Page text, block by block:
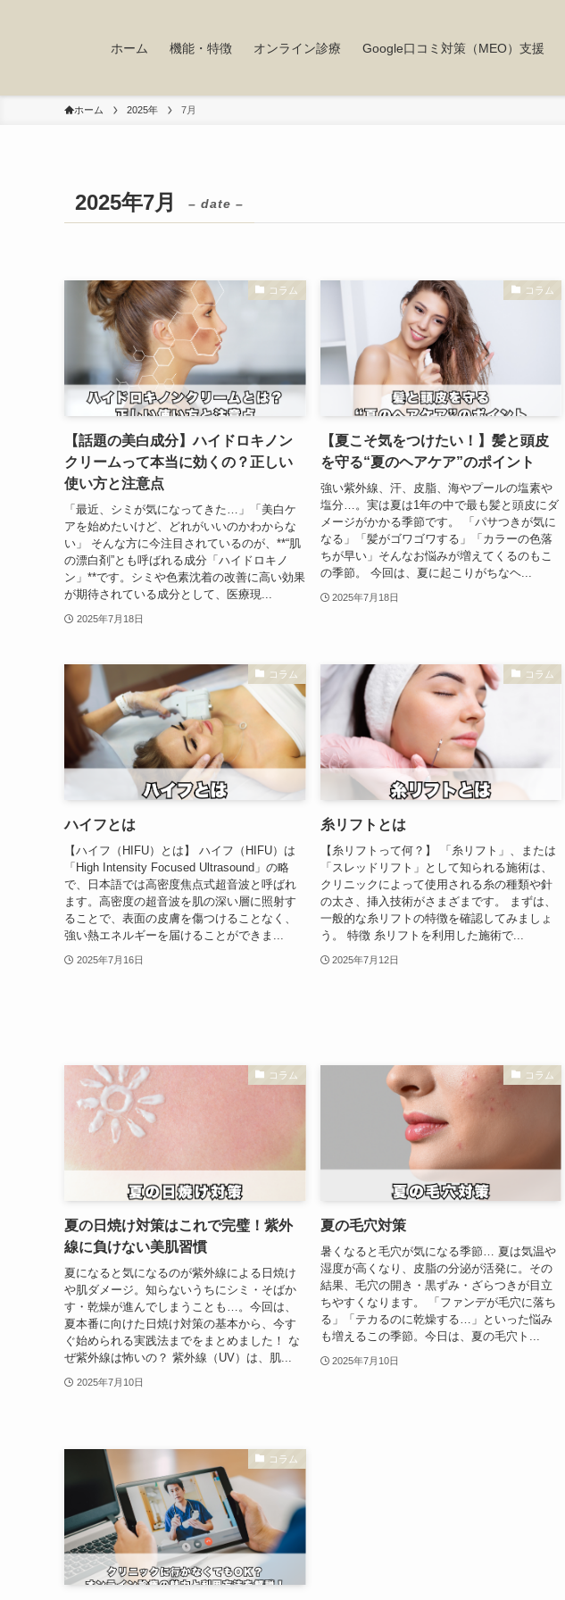
ホーム 機能・特徴 オンライン診療 Google口コミ対策（MEO）支援
ホーム 2025年 7月
2025年7月 – date –
コラム
【話題の美白成分】ハイドロキノン
クリームって本当に効くの？正しい
使い方と注意点
「最近、シミが気になってきた…」「美白ケ
アを始めたいけど、どれがいいのかわからな
い」 そんな方に今注目されているのが、**“肌
の漂白剤”とも呼ばれる成分「ハイドロキノ
ン」**です。シミや色素沈着の改善に高い効果
が期待されている成分として、医療現...
2025年7月18日
コラム
【夏こそ気をつけたい！】髪と頭皮
を守る“夏のヘアケア”のポイント
強い紫外線、汗、皮脂、海やプールの塩素や
塩分…。実は夏は1年の中で最も髪と頭皮にダ
メージがかかる季節です。 「パサつきが気に
なる」「髪がゴワゴワする」「カラーの色落
ちが早い」そんなお悩みが増えてくるのもこ
の季節。 今回は、夏に起こりがちなヘ...
2025年7月18日
コラム
ハイフとは
【ハイフ（HIFU）とは】 ハイフ（HIFU）は
「High Intensity Focused Ultrasound」の略
で、日本語では高密度焦点式超音波と呼ばれ
ます。高密度の超音波を肌の深い層に照射す
ることで、表面の皮膚を傷つけることなく、
強い熱エネルギーを届けることができま...
2025年7月16日
コラム
糸リフトとは
【糸リフトって何？】 「糸リフト」、または
「スレッドリフト」として知られる施術は、
クリニックによって使用される糸の種類や針
の太さ、挿入技術がさまざまです。 まずは、
一般的な糸リフトの特徴を確認してみましょ
う。 特徴 糸リフトを利用した施術で...
2025年7月12日
コラム
夏の日焼け対策はこれで完璧！紫外
線に負けない美肌習慣
夏になると気になるのが紫外線による日焼け
や肌ダメージ。知らないうちにシミ・そばか
す・乾燥が進んでしまうことも…。今回は、
夏本番に向けた日焼け対策の基本から、今す
ぐ始められる実践法までをまとめました！ な
ぜ紫外線は怖いの？ 紫外線（UV）は、肌...
2025年7月10日
コラム
夏の毛穴対策
暑くなると毛穴が気になる季節… 夏は気温や
湿度が高くなり、皮脂の分泌が活発に。その
結果、毛穴の開き・黒ずみ・ざらつきが目立
ちやすくなります。 「ファンデが毛穴に落ち
る」「テカるのに乾燥する…」といった悩み
も増えるこの季節。今日は、夏の毛穴ト...
2025年7月10日
コラム